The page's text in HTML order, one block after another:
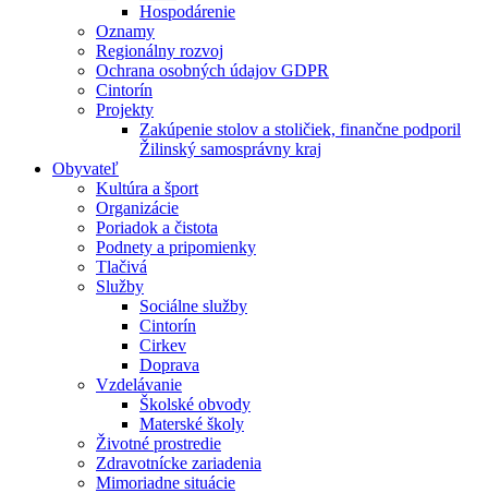
Hospodárenie
Oznamy
Regionálny rozvoj
Ochrana osobných údajov GDPR
Cintorín
Projekty
Zakúpenie stolov a stoličiek, finančne podporil
Žilinský samosprávny kraj
Obyvateľ
Kultúra a šport
Organizácie
Poriadok a čistota
Podnety a pripomienky
Tlačivá
Služby
Sociálne služby
Cintorín
Cirkev
Doprava
Vzdelávanie
Školské obvody
Materské školy
Životné prostredie
Zdravotnícke zariadenia
Mimoriadne situácie